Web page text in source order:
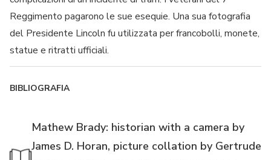
Reggimento pagarono le sue esequie. Una sua fotografia
del Presidente Lincoln fu utilizzata per francobolli, monete,
statue e ritratti ufficiali.
BIBLIOGRAFIA
Mathew Brady: historian with a camera by
James D. Horan, picture collation by Gertrude